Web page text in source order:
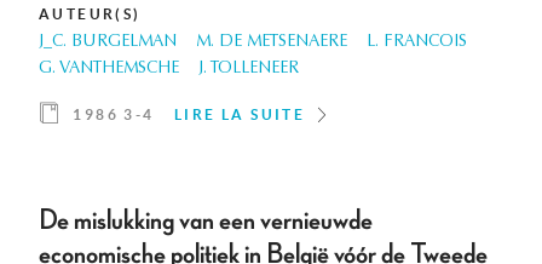
AUTEUR(S)
J_C. BURGELMAN M. DE METSENAERE
L. FRANCOIS
G. VANTHEMSCHE
J. TOLLENEER
1986 3-4 LIRE LA SUITE
De mislukking van een vernieuwde
economische politiek in België vóór de Tweede